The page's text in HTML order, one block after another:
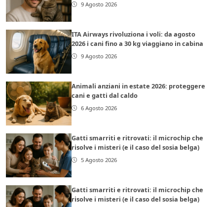
9 Agosto 2026
ITA Airways rivoluziona i voli: da agosto
2026 i cani fino a 30 kg viaggiano in cabina
9 Agosto 2026
Animali anziani in estate 2026: proteggere
cani e gatti dal caldo
6 Agosto 2026
Gatti smarriti e ritrovati: il microchip che
risolve i misteri (e il caso del sosia belga)
5 Agosto 2026
Gatti smarriti e ritrovati: il microchip che
risolve i misteri (e il caso del sosia belga)